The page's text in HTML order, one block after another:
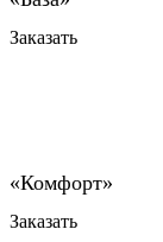
Заказать
Заказать